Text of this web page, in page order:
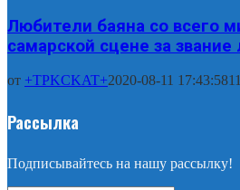
Любители баяна со всего
самарской сцене за звание
от +TPKCKAT+2020-08-11 17:43:58
Рассылка
Подписывайтесь на нашу рассылку!